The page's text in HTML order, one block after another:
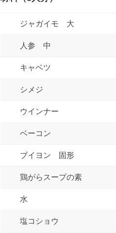
ジャガイモ 大
人参 中
キャベツ
シメジ
ウインナー
ベーコン
ブイヨン 固形
鶏がらスープの素
水
塩コショウ